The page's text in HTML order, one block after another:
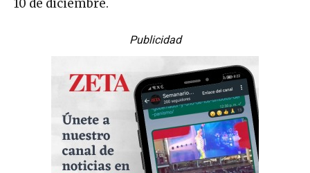
10 de diciembre.
Publicidad